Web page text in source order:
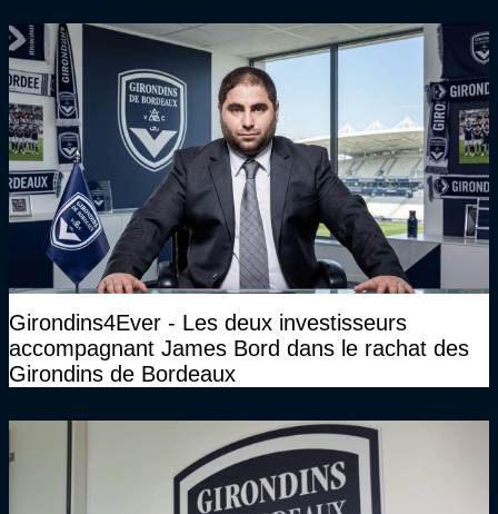
Girondins4Ever - Les deux investisseurs
accompagnant James Bord dans le rachat des
Girondins de Bordeaux